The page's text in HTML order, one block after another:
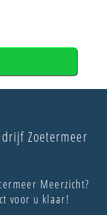
Zoetermeer
Meerzicht?
voor u klaar!